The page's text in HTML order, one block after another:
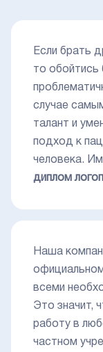
Если брать
то обойтись
случае
талант и
подход к
человека.
диплом
Наша
всеми
Это значит,
работу в
частном